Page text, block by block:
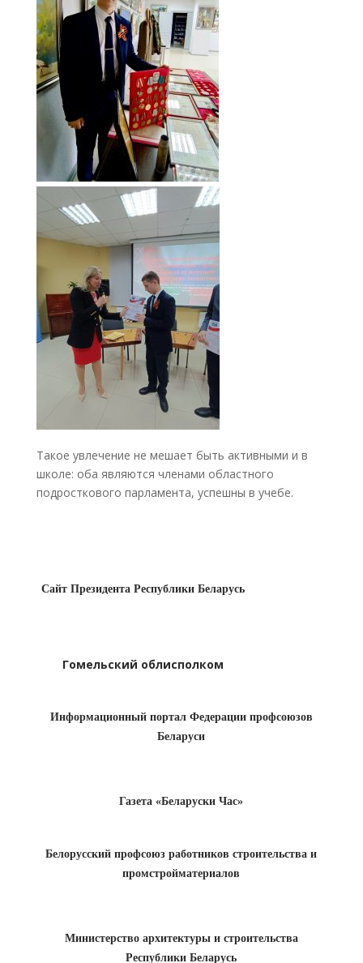
Такое увлечение не мешает быть активными и в
школе: оба являются членами областного
подросткового парламента, успешны в учебе.
Сайт Президента Республики Беларусь
Гомельский облисполком
Информационный портал Федерации профсоюзов
Беларуси
Газета «Беларуски Час»
Белорусский профсоюз работников строительства и
промстройматериалов
Министерство архитектуры и строительства
Республики Беларусь